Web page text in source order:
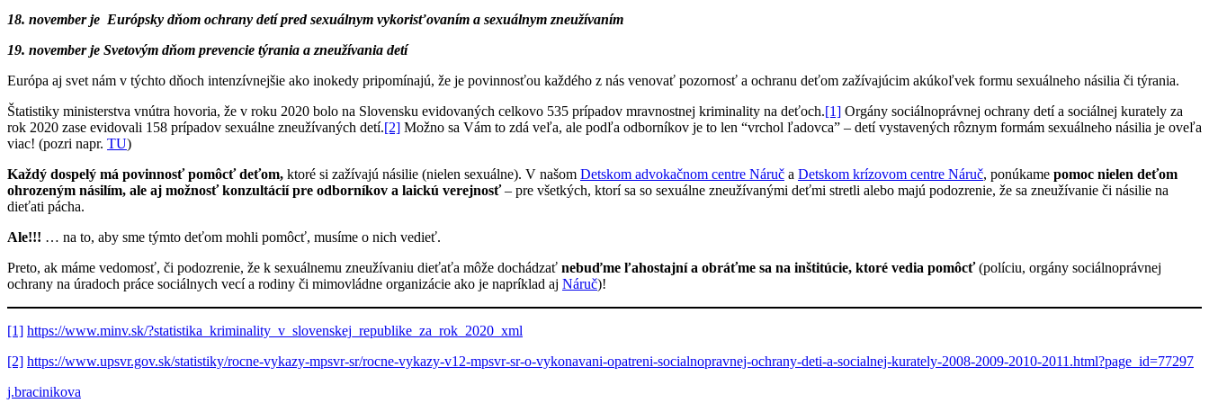
18. november je Európsky dňom ochrany detí pred sexuálnym vykorisťovaním a sexuálnym zneužívaním
19. november je Svetovým dňom prevencie týrania a zneužívania detí
Európa aj svet nám v týchto dňoch intenzívnejšie ako inokedy pripomínajú, že je povinnosťou každého z nás venovať pozornosť a ochranu deťom zažívajúcim akúkoľvek formu sexuálneho násilia či týrania.
Štatistiky ministerstva vnútra hovoria, že v roku 2020 bolo na Slovensku evidovaných celkovo 535 prípadov mravnostnej kriminality na deťoch.[1] Orgány sociálnoprávnej ochrany detí a sociálnej kurately za
rok 2020 zase evidovali 158 prípadov sexuálne zneužívaných detí.[2] Možno sa Vám to zdá veľa, ale podľa odborníkov je to len “vrchol ľadovca” – detí vystavených rôznym formám sexuálneho násilia je oveľa
viac! (pozri napr. TU)
Každý dospelý má povinnosť pomôcť deťom, ktoré si zažívajú násilie (nielen sexuálne). V našom Detskom advokačnom centre Náruč a Detskom krízovom centre Náruč, ponúkame pomoc nielen deťom
ohrozeným násilím, ale aj možnosť konzultácií pre odborníkov a laickú verejnosť– pre všetkých, ktorí sa so sexuálne zneužívanými deťmi stretli alebo majú podozrenie, že sa zneužívanie či násilie na
dieťati pácha.
Ale!!! … na to, aby sme týmto deťom mohli pomôcť, musíme o nich vedieť.
Preto, ak máme vedomosť, či podozrenie, že k sexuálnemu zneužívaniu dieťaťa môže dochádzať nebuďme ľahostajní a obráťme sa na inštitúcie, ktoré vedia pomôcť(políciu, orgány sociálnoprávnej
ochrany na úradoch práce sociálnych vecí a rodiny či mimovládne organizácie ako je napríklad aj Náruč)!
[1] https://www.minv.sk/?statistika_kriminality_v_slovenskej_republike_za_rok_2020_xml
[2] https://www.upsvr.gov.sk/statistiky/rocne-vykazy-mpsvr-sr/rocne-vykazy-v12-mpsvr-sr-o-vykonavani-opatreni-socialnopravnej-ochrany-deti-a-socialnej-kurately-2008-2009-2010-2011.html?page_id=77297
j.bracinikova